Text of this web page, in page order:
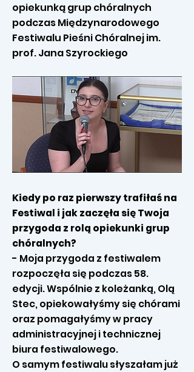
opiekunką grup chóralnych
podczas Międzynarodowego
Festiwalu Pieśni Chóralnej im.
prof. Jana Szyrockiego
Kiedy po raz pierwszy trafiłaś na
Festiwal i jak zaczęła się Twoja
przygoda z rolą opiekunki grup
chóralnych?
- Moja przygoda z festiwalem
rozpoczęła się podczas 58.
edycji. Wspólnie z koleżanką, Olą
Stec, opiekowałyśmy się chórami
oraz pomagałyśmy w pracy
administracyjnej i technicznej
biura festiwalowego.
O samym festiwalu słyszałam już